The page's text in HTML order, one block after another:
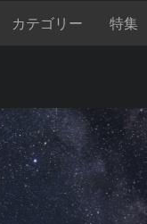
カテゴリー 特集